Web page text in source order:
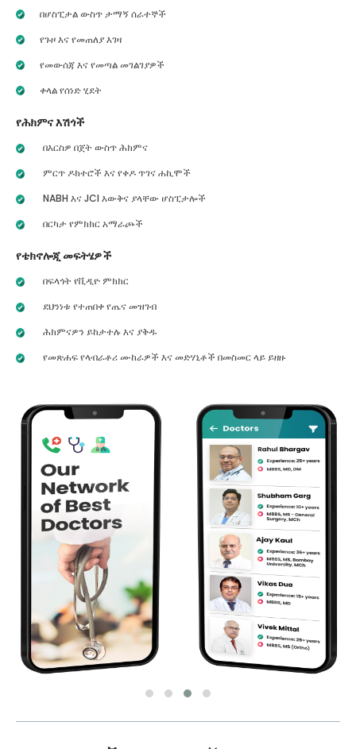
በሆስፒታል ውስጥ ታማኝ ሰራተኞች
የጉዞ እና የመጠለያ እገዛ
የመውሰጃ እና የመጣል መገልገያዎች
ቀላል የሰነድ ሂደት
የሕክምና እሽጎች
በእርስዎ በጀት ውስጥ ሕክምና
ምርጥ ዶክተሮች እና የቀዶ ጥገና ሐኪሞች
NABH እና JCI እውቅና ያላቸው ሆስፒታሎች
በርካታ የምክክር አማራጮች
የቴክኖሎጂ መፍትሄዎች
በፍላጎት የቪዲዮ ምክክር
ደህንነቱ የተጠበቀ የጤና መዝገብ
ሕክምናዎን ይከታተሉ እና ያቅዱ
የመጽሐፍ የላብራቶሪ ሙከራዎች እና መድሃኒቶች በመስመር ላይ ይዘዙ